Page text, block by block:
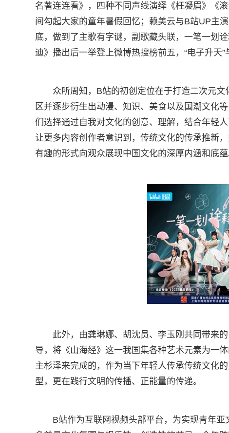
名著连连看》，四种不同声线演绎《枉凝眉》《
间勾起大家的童年暑假回忆；赖美云与B站UP主
底，做到了主歌有字谜，副歌藏头联，一笔一划
迪》播出后一举登上微博热搜榜前五，“电子升天”
众所周知，B站的初创定位在于打造二次元
区并逐步衍生出动漫、知识、美食以及国潮文化
们选择通过自我对文化的创意、理解，结合年轻
让更多内容创作者意识到，传统文化的传承推新
有趣的形式向观众展现中国文化的深厚内涵和底蕴
此外，由龚琳娜、胡沈员、李玉刚共同带来
导，将《山海经》这一我国集各种艺术元素为一
主杉泽来完成的，作为当下年轻人传承传统文化
型，更在践行文明的传播、正能量的传递。
B站作为互联网视频头部平台，为实现青年